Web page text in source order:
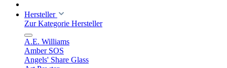
Hersteller
Zur Kategorie Hersteller
A.E. Williams
Amber SOS
Angels' Share Glass